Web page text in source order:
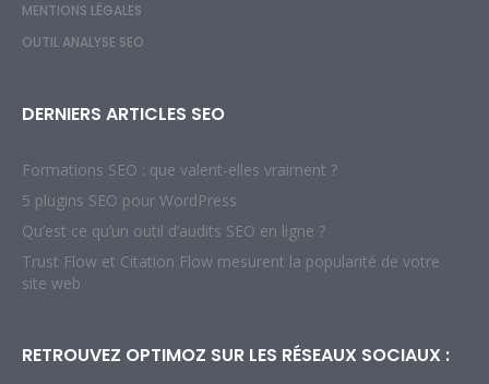
MENTIONS LÉGALES
OUTIL ANALYSE SEO
DERNIERS ARTICLES SEO
Formations SEO : que valent-elles vraiment ?
5 plugins SEO pour WordPress
Qu’est ce qu’un outil d’audits SEO en ligne ?
Trust Flow et Citation Flow mesurent la popularité de votre
site web
RETROUVEZ OPTIMOZ SUR LES RÉSEAUX SOCIAUX :